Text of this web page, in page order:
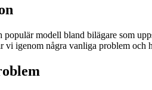
populär modell bland bilägare som
vi igenom några vanliga problem och